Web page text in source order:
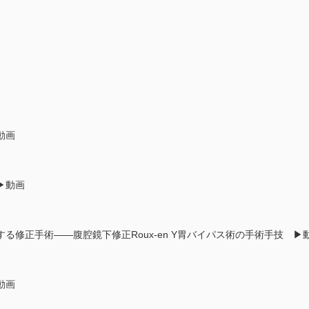
画
動画
る修正手術――腹腔鏡下修正Roux-en Y胃バイパス術の手術手技 ▶
画